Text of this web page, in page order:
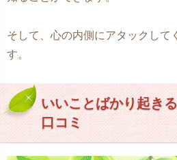
そして、心の内側にアタックして
す。
いいことばかり起き
口コミ